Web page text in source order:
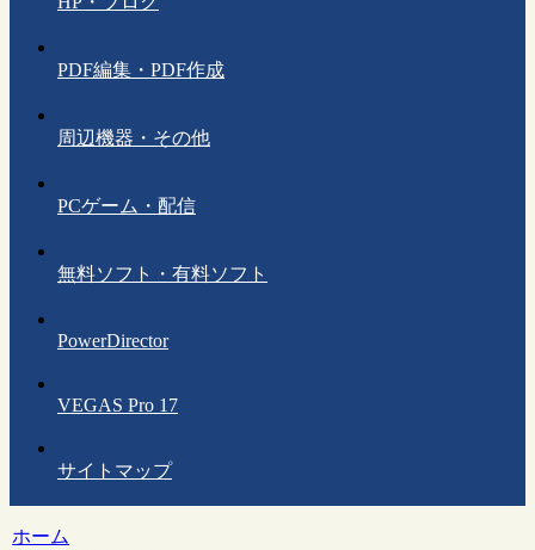
PDF編集・PDF作成
周辺機器・その他
PCゲーム・配信
無料ソフト・有料ソフト
PowerDirector
VEGAS Pro 17
サイトマップ
ホーム